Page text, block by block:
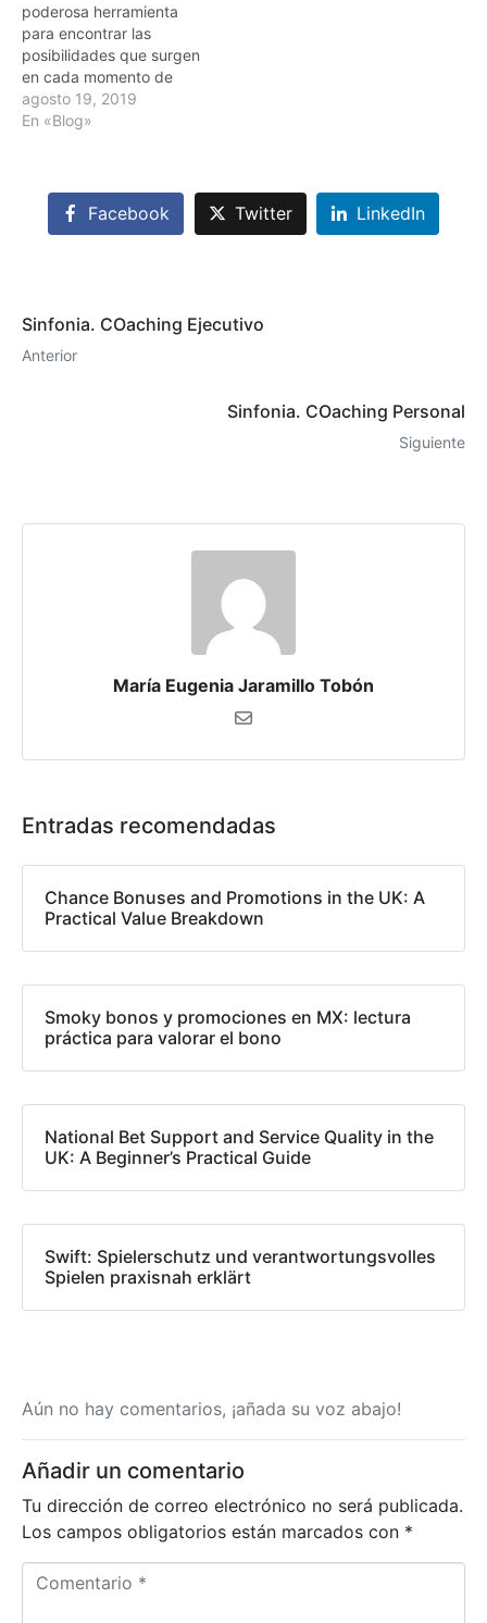
poderosa herramienta
para encontrar las
posibilidades que surgen
en cada momento de
vida.
agosto 19, 2019
En «Blog»
Facebook Twitter LinkedIn
Sinfonia. COaching Ejecutivo
Anterior
Sinfonia. COaching Personal
Siguiente
María Eugenia Jaramillo Tobón
Entradas recomendadas
Chance Bonuses and Promotions in the UK: A
Practical Value Breakdown
Smoky bonos y promociones en MX: lectura
práctica para valorar el bono
National Bet Support and Service Quality in the
UK: A Beginner’s Practical Guide
Swift: Spielerschutz und verantwortungsvolles
Spielen praxisnah erklärt
Aún no hay comentarios, ¡añada su voz abajo!
Añadir un comentario
Tu dirección de correo electrónico no será publicada.
Los campos obligatorios están marcados con *